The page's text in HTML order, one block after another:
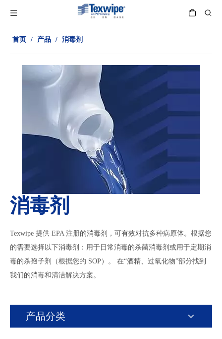
首页 / 产品 / 消毒剂
消毒剂
Texwipe 提供 EPA 注册的消毒剂，可有效对抗多种病原体。根据您
的需要选择以下消毒剂：用于日常消毒的杀菌消毒剂或用于定期消
毒的杀孢子剂（根据您的 SOP）。 在“酒精、过氧化物”部分找到
我们的消毒和清洁解决方案。
产品分类